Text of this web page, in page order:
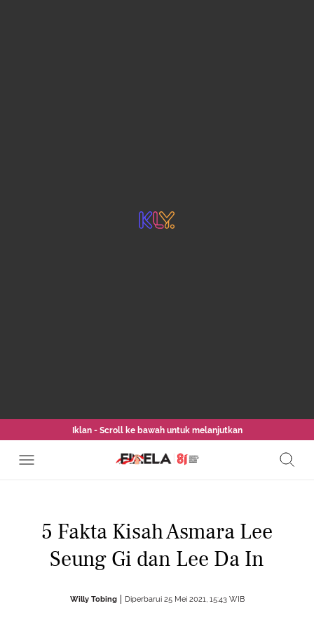
Iklan - Scroll ke bawah untuk melanjutkan
5 Fakta Kisah Asmara Lee
Seung Gi dan Lee Da In
Willy Tobing Diperbarui 25 Mei 2021, 15:43 WIB